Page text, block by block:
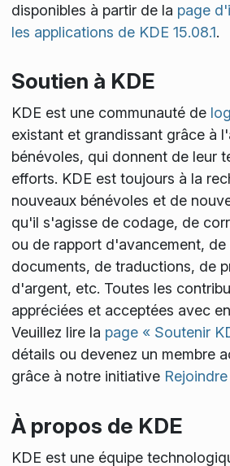
disponibles à partir de la page
les applications de KDE 15.08.1.
Soutien à KDE
KDE est une communauté de
existant et grandissant grâce à
bénévoles, qui donnent de leur
efforts. KDE est toujours à la
nouveaux bénévoles et de
qu'il s'agisse de codage, de
ou de rapport d'avancement,
documents, de traductions, de
d'argent, etc. Toutes les
appréciées et acceptées avec
Veuillez lire la page « Soutenir
détails ou devenez un membre
grâce à notre initiative
À propos de KDE
KDE est une équipe